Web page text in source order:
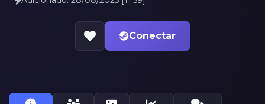
Conectar